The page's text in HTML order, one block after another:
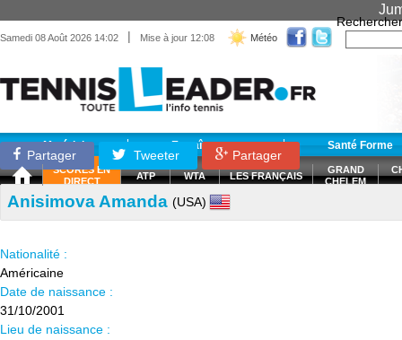
Samedi 08 Août 2026 14:02 | Mise à jour 12:08 Météo
Rechercher
Matériel Entraînement Santé Forme
SCORES EN
DIRECT
ATP WTA LES FRANÇAIS
GRAND
CHELEM
Partager Tweeter Partager
Anisimova Amanda (USA)
Nationalité :
Américaine
Date de naissance :
31/10/2001
Lieu de naissance :